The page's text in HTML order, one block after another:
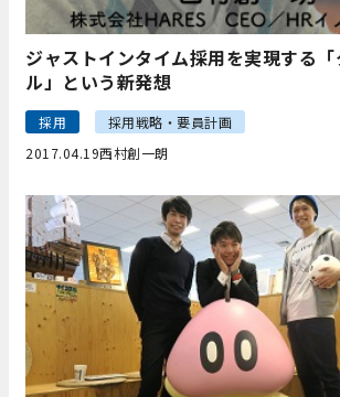
ジャストインタイム採用を実現する
ル」という新発想
採用
採用戦略・要員計画
2017.04.19西村創一朗